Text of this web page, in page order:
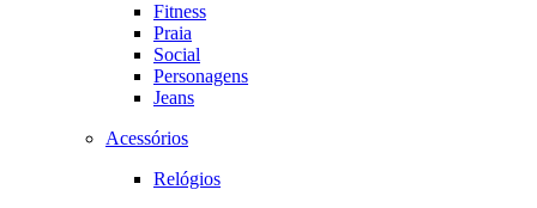
Fitness
Praia
Social
Personagens
Jeans
Acessórios
Relógios